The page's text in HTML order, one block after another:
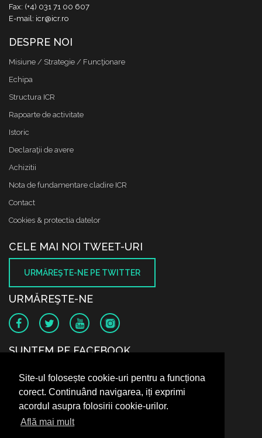
Site-ul folosește cookie-uri pentru a funcționa
corect. Continuând navigarea, iți exprimi
acordul asupra folosirii cookie-urilor.
Află mai mult
Fax: (+4) 031 71 00 607
E-mail: icr@icr.ro
DESPRE NOI
Misiune / Strategie / Funcţionare
Echipa
Structura ICR
Rapoarte de activitate
Istoric
Declaraţii de avere
Achizitii
Nota de fundamentare cladire ICR
Contact
Cookies & protectia datelor
CELE MAI NOI TWEET-URI
URMĂREŞTE-NE PE TWITTER
URMĂREŞTE-NE
SUNTEM PE FACEBOOK